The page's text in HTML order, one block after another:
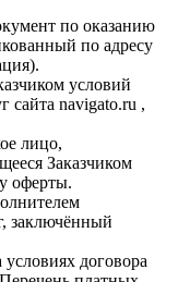
по оказанию
по адресу
условий
сайта navigato.ru ,
лицо,
Заказчиком
оферты.
заключённый
договора